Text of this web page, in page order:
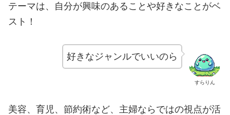
テーマは、自分が興味のあることや好きなことがベ
スト！
すらりん
好きなジャンルでいいのら
美容、育児、節約術など、主婦ならではの視点が活